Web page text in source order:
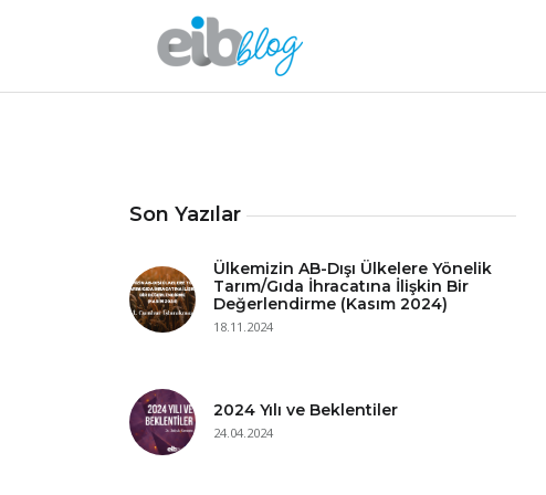
Son Yazılar
Ülkemizin AB-Dışı Ülkelere Yönelik
Tarım/Gıda İhracatına İlişkin Bir
Değerlendirme (Kasım 2024)
18.11.2024
2024 Yılı ve Beklentiler
24.04.2024